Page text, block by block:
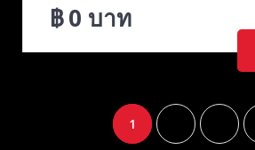
฿0 บาท
1